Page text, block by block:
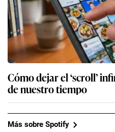
Cómo dejar el ‘scroll’
de nuestro tiempo
Más sobre Spotify